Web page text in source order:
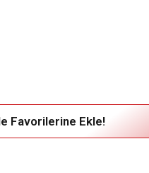
Favorilerine Ekle!